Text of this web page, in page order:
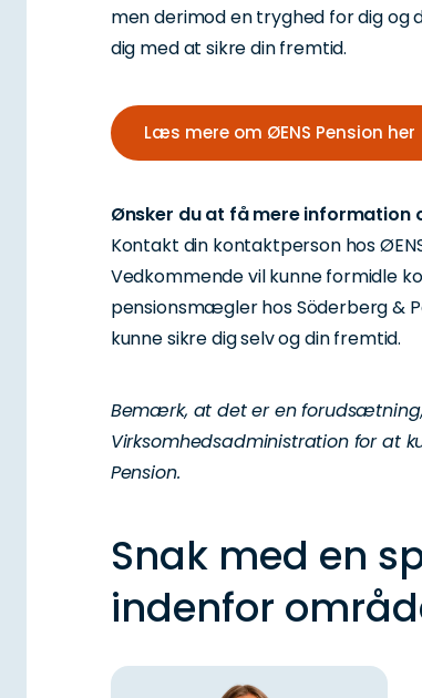
men derimod en tryghed for dig og
dig med at sikre din fremtid.
Læs mere om ØENS Pension her
Ønsker du at få mere information
Kontakt din kontaktperson hos
Vedkommende vil kunne formidle
pensionsmægler hos Söderberg &
kunne sikre dig selv og din fremtid.
Bemærk, at det er en
Virksomhedsadministration for at
Pension.
Snak med en
indenfor